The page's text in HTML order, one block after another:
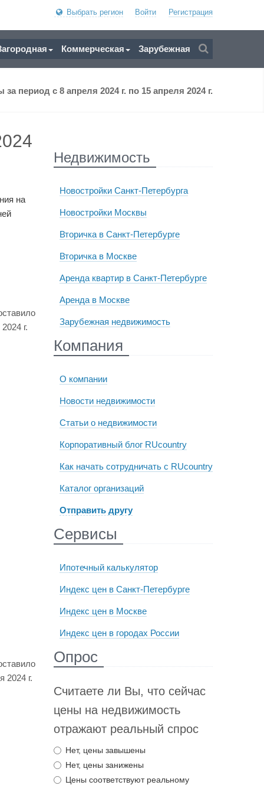
Выбрать регион Войти Регистрация
Коммерческая Зарубежная
период с 8 апреля 2024 г. по 15 апреля 2024 г.
на
г.
2024 г.
Недвижимость
Новостройки Санкт-Петербурга
Новостройки Москвы
Вторичка в Санкт-Петербурге
Вторичка в Москве
Аренда квартир в Санкт-Петербурге
Аренда в Москве
Зарубежная недвижимость
Компания
О компании
Новости недвижимости
Статьи о недвижимости
Корпоративный блог RUcountry
Как начать сотрудничать с RUcountry
Каталог организаций
Отправить другу
Сервисы
Ипотечный калькулятор
Индекс цен в Санкт-Петербурге
Индекс цен в Москве
Индекс цен в городах России
Опрос
Считаете ли Вы, что сейчас
цены на недвижимость
отражают реальный спрос
Нет, цены завышены
Нет, цены занижены
Цены соответствуют реальному